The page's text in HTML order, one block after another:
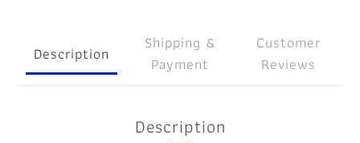
Description
Shipping &
Payment
Customer
Reviews
Description